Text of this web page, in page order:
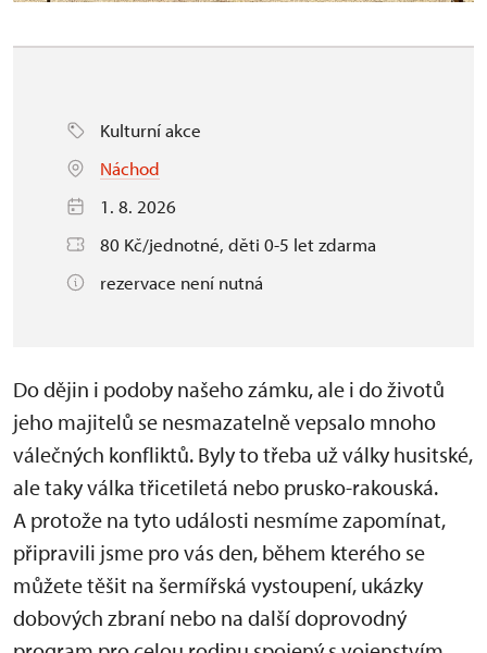
Kulturní akce
Náchod
1. 8. 2026
80 Kč/jednotné, děti 0-5 let zdarma
rezervace není nutná
Do dějin i podoby našeho zámku, ale i do životů
jeho majitelů se nesmazatelně vepsalo mnoho
válečných konfliktů. Byly to třeba už války husitské,
ale taky válka třicetiletá nebo prusko-rakouská.
A protože na tyto události nesmíme zapomínat,
připravili jsme pro vás den, během kterého se
můžete těšit na šermířská vystoupení, ukázky
dobových zbraní nebo na další doprovodný